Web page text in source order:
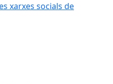
xarxes socials de